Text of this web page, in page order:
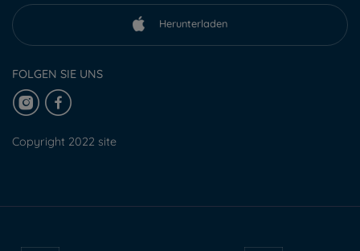
Herunterladen
FOLGEN SIE UNS
Copyright 2022 site